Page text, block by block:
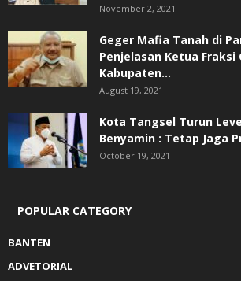
November 2, 2021
Geger Mafia Tanah di
Penjelasan Ketua Fraksi
Kabupaten...
August 19, 2021
Kota Tangsel Turun
Benyamin : Tetap Jaga
October 19, 2021
POPULAR CATEGORY
BANTEN
ADVETORIAL